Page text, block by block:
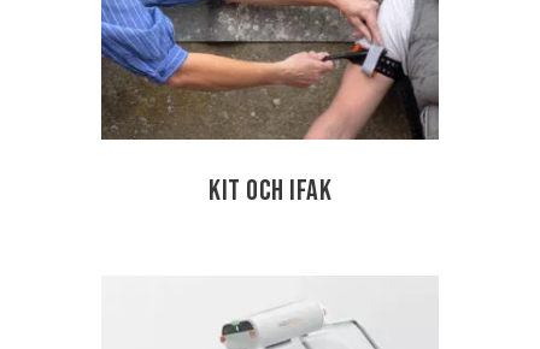
Kit och IFAK